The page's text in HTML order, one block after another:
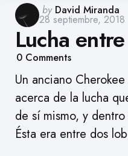
Posted
by
by David Miranda
28 septiembre, 2018
Lucha
0 Comments
Un anciano
acerca de la lucha
de sí mismo, y
Ésta era entre dos